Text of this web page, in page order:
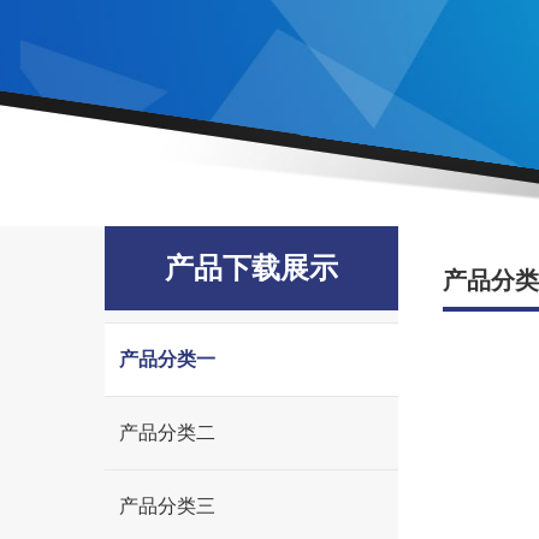
产品下载展示
产品分类一
产品分类二
产品分类三
产品分